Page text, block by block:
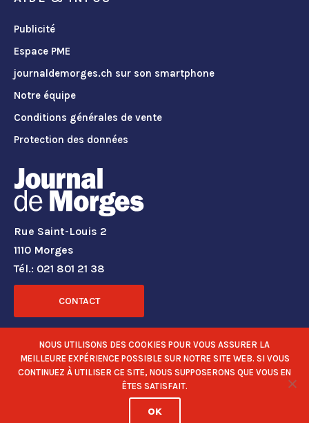
Publicité
Espace PME
journaldemorges.ch sur son smartphone
Notre équipe
Conditions générales de vente
Protection des données
Rue Saint-Louis 2
1110 Morges
Tél.: 021 801 21 38
CONTACT
RÉSEAUX SOCIAUX
NOUS UTILISONS DES COOKIES POUR VOUS ASSURER LA
MEILLEURE EXPÉRIENCE POSSIBLE SUR NOTRE SITE WEB. SI VOUS
CONTINUEZ À UTILISER CE SITE, NOUS SUPPOSERONS QUE VOUS EN
ÊTES SATISFAIT.
OK